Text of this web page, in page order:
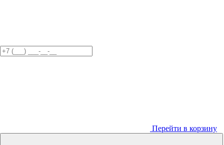
Перейти в корзину